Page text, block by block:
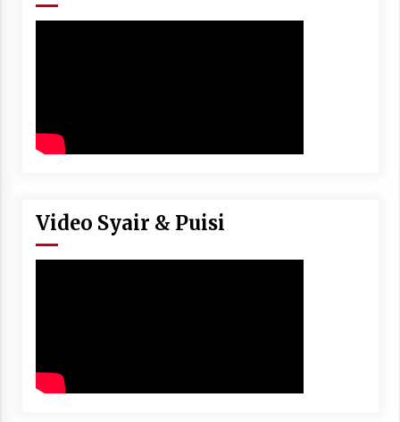
Video Syair & Puisi